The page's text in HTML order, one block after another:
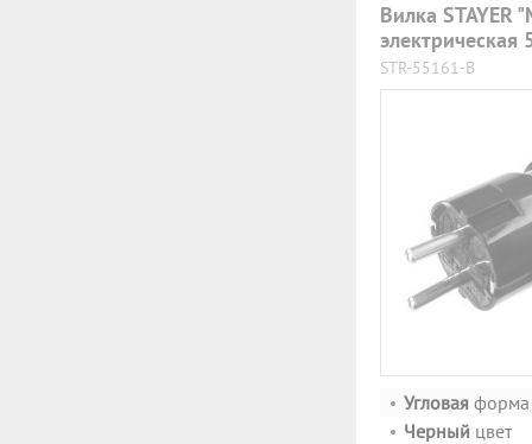
Вилка STAYER
электрическая
STR-55161-B
Угловая форма
Черный цвет